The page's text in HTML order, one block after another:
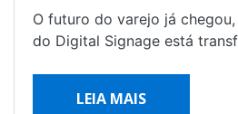
O futuro do varejo já
do Digital Signage está
LEIA MAIS